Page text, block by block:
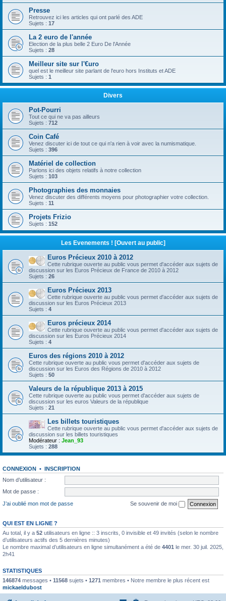
Presse
Retrouvez ici les articles qui ont parlé des ADE
Sujets : 17
La 2 euro de l'année
Election de la plus belle 2 Euro De l'Année
Sujets : 28
Meilleur site sur l'€uro
quel est le meilleur site parlant de l'euro hors Instituts et ADE
Sujets : 1
Divers
Pot-Pourri
Tout ce qui ne va pas ailleurs
Sujets : 712
Coin Café
Venez discuter ici de tout ce qui n'a rien à voir avec la numismatique.
Sujets : 396
Matériel de collection
Parlons ici des objets relatifs à notre collection
Sujets : 103
Photographies des monnaies
Venez discuter des différents moyens pour photographier votre collection.
Sujets : 11
Projets Frizio
Sujets : 152
Les Evenements ! [Ouvert au public]
Euros Précieux 2010 à 2012
Cette rubrique ouverte au public vous permet d'accéder aux sujets de
discussion sur les Euros Précieux de France de 2010 à 2012
Sujets : 26
Euros Précieux 2013
Cette rubrique ouverte au public vous permet d'accéder aux sujets de
discussion sur les Euros Précieux 2013
Sujets : 4
Euros précieux 2014
Cette rubrique ouverte au public vous permet d'accéder aux sujets de
discussion sur les Euros Précieux 2014
Sujets : 4
Euros des régions 2010 à 2012
Cette rubrique ouverte au public vous permet d'accéder aux sujets de
discussion sur les Euros des Régions de 2010 à 2012
Sujets : 50
Valeurs de la république 2013 à 2015
Cette rubrique ouverte au public vous permet d'accéder aux sujets de
discussion sur les euros Valeurs de la république
Sujets : 21
Les billets touristiques
Cette rubrique ouverte au public vous permet d'accéder aux sujets de
discussion sur les billets touristiques
Modérateur : Jean_93
Sujets : 288
CONNEXION • INSCRIPTION
Nom d’utilisateur :
Mot de passe :
J’ai oublié mon mot de passe
Se souvenir de moi
QUI EST EN LIGNE ?
Au total, il y a 52 utilisateurs en ligne :: 3 inscrits, 0 invisible et 49 invités (selon le nombre
d’utilisateurs actifs des 5 dernières minutes)
Le nombre maximal d’utilisateurs en ligne simultanément a été de 4401 le mer. 30 juil. 2025,
2h41
STATISTIQUES
146874 messages • 11568 sujets • 1271 membres • Notre membre le plus récent est
mickaeldubost